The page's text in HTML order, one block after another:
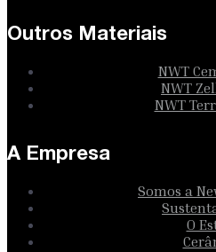
Outros Materiais
NWT
NWT
NWT
A Empresa
Somos a
O